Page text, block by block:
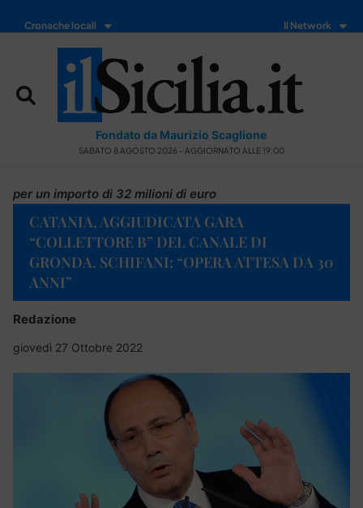
Cronache locali Il Network
Fondato da Maurizio Scaglione
SABATO 8 AGOSTO 2026 - AGGIORNATO ALLE 19:00
per un importo di 32 milioni di euro
CATANIA, AGGIUDICATA GARA
“COLLETTORE B” DEL CANALE DI
GRONDA. SCHIFANI: “OPERA ATTESA DA 30
ANNI”
Redazione
giovedì 27 Ottobre 2022